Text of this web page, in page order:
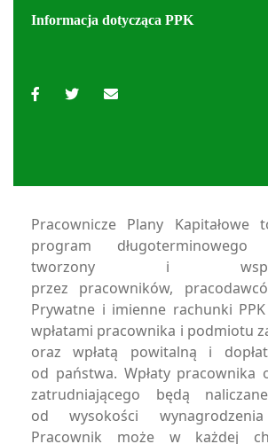
Informacja dotycząca PPK
Pracownicze Plany Kapitałowe
program długoterminowego
tworzony i
przez pracowników,
Prywatne i imienne rachunki
wpłatami pracownika i podmiotu
oraz wpłatą powitalną i
od państwa. Wpłaty pracownika
zatrudniającego będą
od wysokości
Pracownik może w każdej